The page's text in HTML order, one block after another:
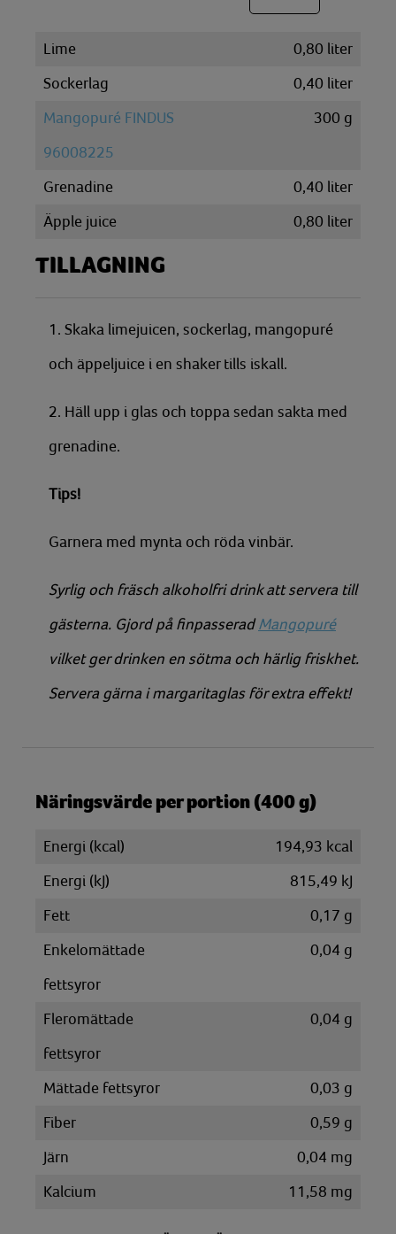
Lime 0,80 liter
Sockerlag
0,40 liter
Mangopuré FINDUS
96008225
300 g
Grenadine 0,40 liter
Äpple juice
0,80 liter
TILLAGNING
1. Skaka limejuicen, sockerlag, mangopuré
och äppeljuice i en shaker tills iskall.
2. Häll upp i glas och toppa sedan sakta med
grenadine.
Tips!
Garnera med mynta och röda vinbär.
Syrlig och fräsch alkoholfri drink att servera till
gästerna. Gjord på finpasseradMangopuré
vilket ger drinken en sötma och härlig friskhet.
Servera gärna i margaritaglas för extra effekt!
Näringsvärde per portion (400 g)
Energi (kcal)
194,93 kcal
Energi (kJ)
815,49 kJ
Fett
0,17 g
Enkelomättade
fettsyror
0,04 g
Fleromättade
fettsyror
0,04 g
Mättade fettsyror
0,03 g
Fiber
0,59 g
Järn
0,04 mg
Kalcium
11,58 mg